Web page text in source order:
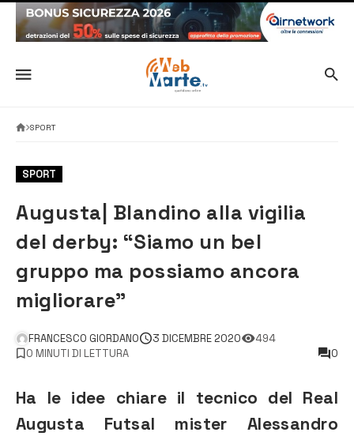
SPORT
SPORT
Augusta| Blandino alla vigilia
del derby: “Siamo un bel
gruppo ma possiamo ancora
migliorare”
FRANCESCO GIORDANO 3 DICEMBRE 2020
494
0 MINUTI DI LETTURA
0
Ha le idee chiare il tecnico del Real
Augusta Futsal mister Alessandro